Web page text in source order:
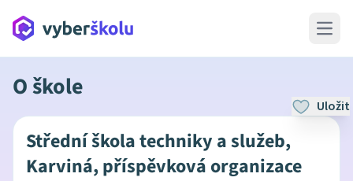
Open
O škole
Uložit
Střední škola techniky a služeb,
Karviná, příspěvková organizace